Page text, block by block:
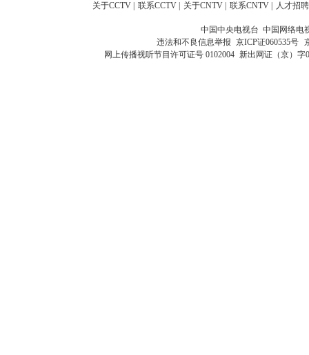
关于CCTV 联系CCTV 关于CNTV 联系CNTV 人才招聘
中国中央电视台 中国网络电
违法和不良信息举报 京ICP证060535号
网上传播视听节目许可证号 0102004 新出网证（京）